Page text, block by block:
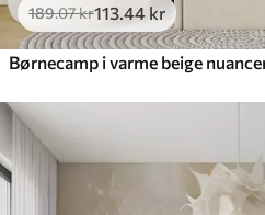
189.07kr113 .44 kr